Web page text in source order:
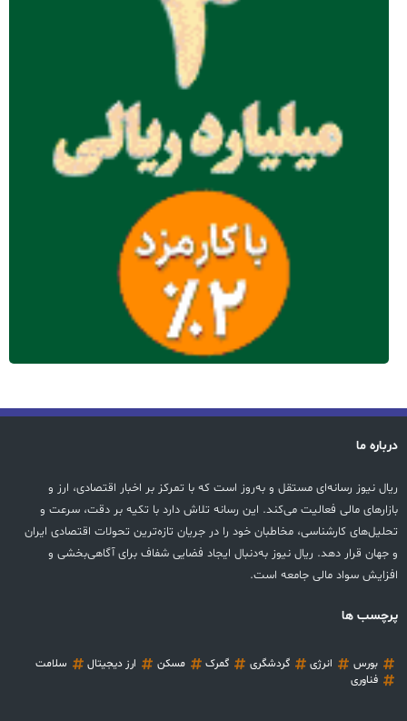
درباره ما
ریال نیوز رسانه‌ای مستقل و به‌روز است که با تمرکز بر اخبار اقتصادی، ارز و
بازارهای مالی فعالیت می‌کند. این رسانه تلاش دارد با تکیه بر دقت، سرعت و
تحلیل‌های کارشناسی، مخاطبان خود را در جریان تازه‌ترین تحولات اقتصادی ایران
و جهان قرار دهد. ریال نیوز به‌دنبال ایجاد فضایی شفاف برای آگاهی‌بخشی و
افزایش سواد مالی جامعه است.
پرچسب ها
بورس انرژی گردشگری گمرک مسکن ارز دیجیتال
سلامت
فناوری